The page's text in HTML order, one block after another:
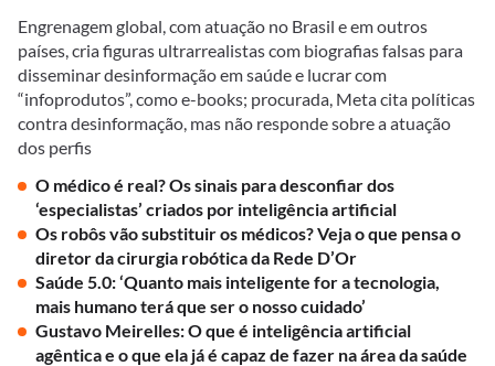
Engrenagem global, com atuação no Brasil e em outros
países, cria figuras ultrarrealistas com biografias falsas para
disseminar desinformação em saúde e lucrar com
“infoprodutos”, como e-books; procurada, Meta cita políticas
contra desinformação, mas não responde sobre a atuação
dos perfis
O médico é real? Os sinais para desconfiar dos
‘especialistas’ criados por inteligência artificial
Os robôs vão substituir os médicos? Veja o que pensa o
diretor da cirurgia robótica da Rede D’Or
Saúde 5.0: ‘Quanto mais inteligente for a tecnologia,
mais humano terá que ser o nosso cuidado’
Gustavo Meirelles: O que é inteligência artificial
agêntica e o que ela já é capaz de fazer na área da saúde